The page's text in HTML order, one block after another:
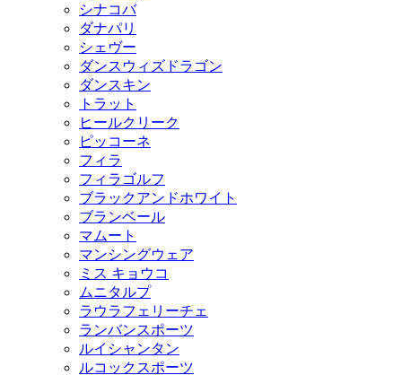
シナコバ
ダナパリ
シェヴー
ダンスウィズドラゴン
ダンスキン
トラット
ヒールクリーク
ピッコーネ
フィラ
フィラゴルフ
ブラックアンドホワイト
ブランベール
マムート
マンシングウェア
ミス キョウコ
ムニタルプ
ラウラフェリーチェ
ランバンスポーツ
ルイシャンタン
ルコックスポーツ